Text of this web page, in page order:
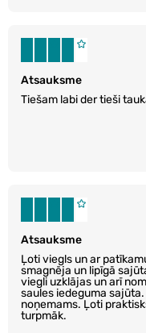
Atsauksme
Tiešam labi der tieši
Atsauksme
Ļoti viegls un ar
smagnēja un lipīgā
viegli uzklājas un arī
saules iedeguma
noņemams. Ļoti
turpmāk.